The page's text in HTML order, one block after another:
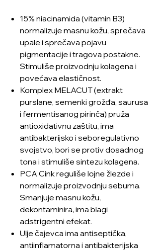
15% niacinamida (vitamin B3)
normalizuje masnu kožu, sprečava
upale i sprečava pojavu
pigmentacije i tragova postakne.
Stimuliše proizvodnju kolagena i
povećava elastičnost.
Komplex MELACUT (extrakt
purslane, semenki grožđa, saurusa
i fermentisanog pirinča) pruža
antioxidativnu zaštitu, ima
antibakterijsko i seboregulativno
svojstvo, bori se protiv dosadnog
tona i stimuliše sintezu kolagena.
PCA Cink reguliše lojne žlezde i
normalizuje proizvodnju sebuma.
Smanjuje masnu kožu,
dekontaminira, ima blagi
adstrigentni efekat.
Ulje čajevca ima antiseptička,
antiinflamatorna i antibakterijska